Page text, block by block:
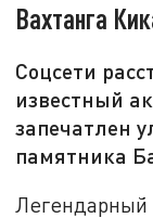
Вахтанга
Соцсети
известный
запечатлен
памятника
Легендарный